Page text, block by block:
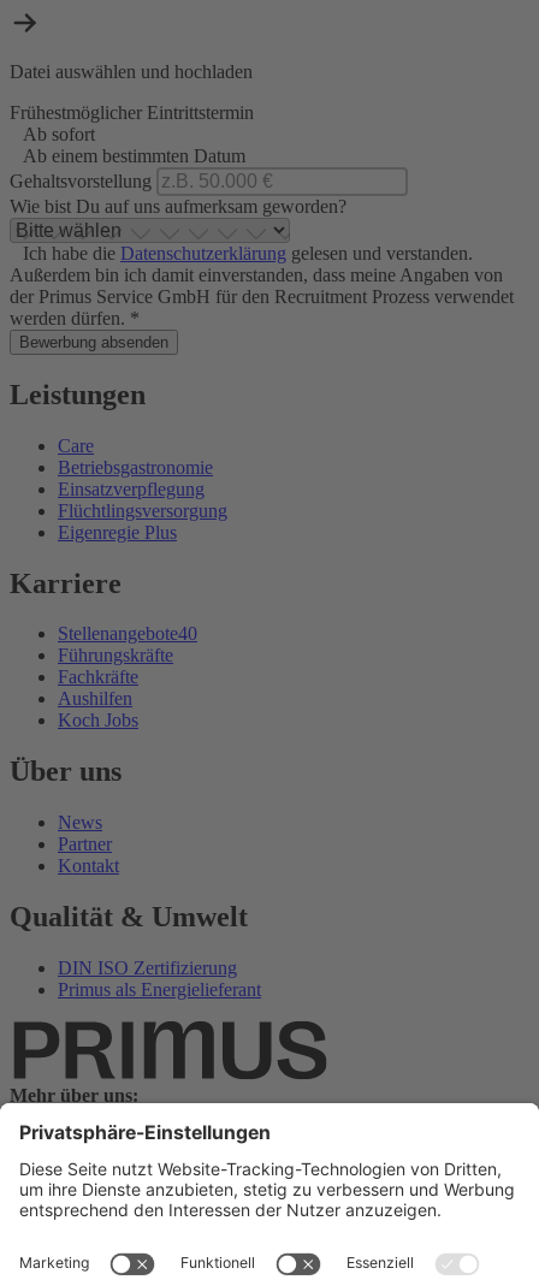
Datei auswählen und hochladen
Frühestmöglicher Eintrittstermin
Ab sofort
Ab einem bestimmten Datum
Gehaltsvorstellung
Wie bist Du auf uns aufmerksam geworden?
Ich habe die Datenschutzerklärung gelesen und verstanden.
Außerdem bin ich damit einverstanden, dass meine Angaben von
der Primus Service GmbH für den Recruitment Prozess verwendet
werden dürfen. *
Bewerbung absenden
Leistungen
Care
Betriebsgastronomie
Einsatzverpflegung
Flüchtlingsversorgung
Eigenregie Plus
Karriere
Stellenangebote40
Führungskräfte
Fachkräfte
Aushilfen
Koch Jobs
Über uns
News
Partner
Kontakt
Qualität & Umwelt
DIN ISO Zertifizierung
Primus als Energielieferant
Mehr über uns:
Zum Pressebereich
AGBs